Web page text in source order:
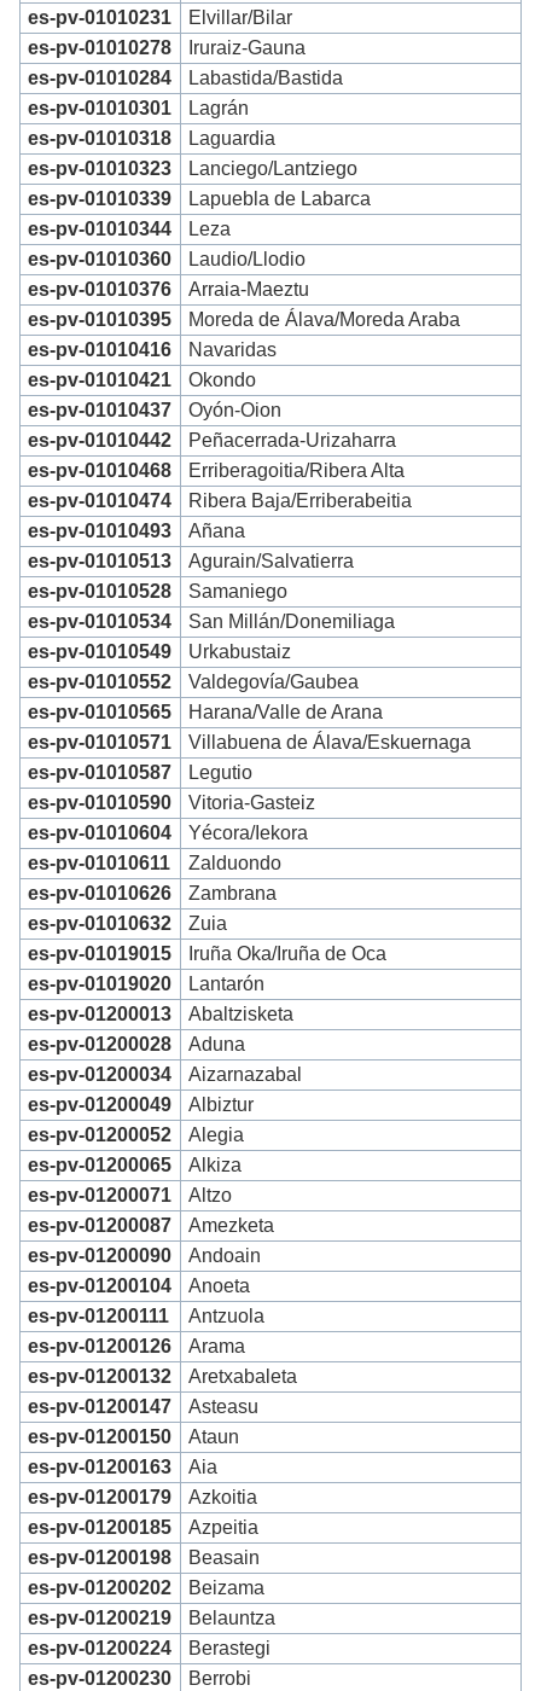
es-pv-01010231
Elvillar/Bilar
es-pv-01010278
Iruraiz-Gauna
es-pv-01010284
Labastida/Bastida
es-pv-01010301
Lagrán
es-pv-01010318
Laguardia
es-pv-01010323
Lanciego/Lantziego
es-pv-01010339
Lapuebla de Labarca
es-pv-01010344
Leza
es-pv-01010360
Laudio/Llodio
es-pv-01010376
Arraia-Maeztu
es-pv-01010395
Moreda de Álava/Moreda Araba
es-pv-01010416
Navaridas
es-pv-01010421
Okondo
es-pv-01010437
Oyón-Oion
es-pv-01010442
Peñacerrada-Urizaharra
es-pv-01010468
Erriberagoitia/Ribera Alta
es-pv-01010474
Ribera Baja/Erriberabeitia
es-pv-01010493
Añana
es-pv-01010513
Agurain/Salvatierra
es-pv-01010528
Samaniego
es-pv-01010534
San Millán/Donemiliaga
es-pv-01010549
Urkabustaiz
es-pv-01010552
Valdegovía/Gaubea
es-pv-01010565
Harana/Valle de Arana
es-pv-01010571
Villabuena de Álava/Eskuernaga
es-pv-01010587
Legutio
es-pv-01010590
Vitoria-Gasteiz
es-pv-01010604
Yécora/Iekora
es-pv-01010611
Zalduondo
es-pv-01010626
Zambrana
es-pv-01010632
Zuia
es-pv-01019015
Iruña Oka/Iruña de Oca
es-pv-01019020
Lantarón
es-pv-01200013
Abaltzisketa
es-pv-01200028
Aduna
es-pv-01200034
Aizarnazabal
es-pv-01200049
Albiztur
es-pv-01200052
Alegia
es-pv-01200065
Alkiza
es-pv-01200071
Altzo
es-pv-01200087
Amezketa
es-pv-01200090
Andoain
es-pv-01200104
Anoeta
es-pv-01200111
Antzuola
es-pv-01200126
Arama
es-pv-01200132
Aretxabaleta
es-pv-01200147
Asteasu
es-pv-01200150
Ataun
es-pv-01200163
Aia
es-pv-01200179
Azkoitia
es-pv-01200185
Azpeitia
es-pv-01200198
Beasain
es-pv-01200202
Beizama
es-pv-01200219
Belauntza
es-pv-01200224
Berastegi
es-pv-01200230
Berrobi